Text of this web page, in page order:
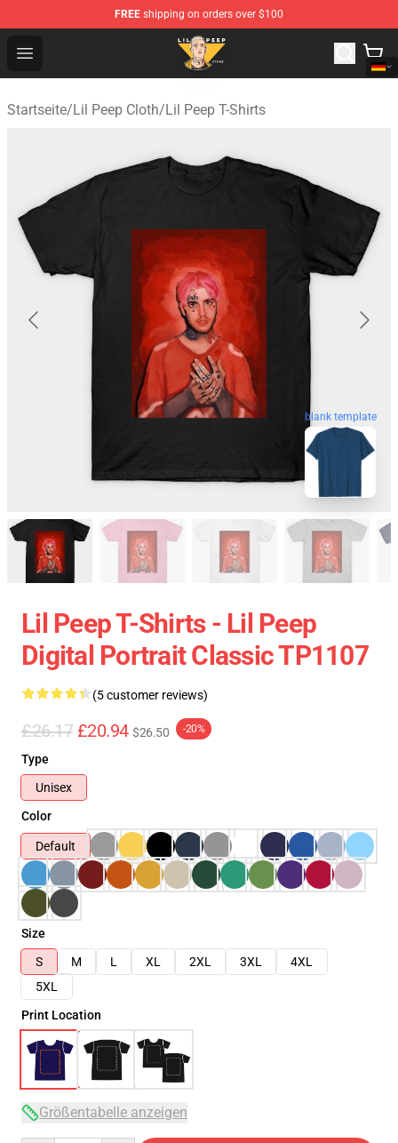
FREE shipping on orders over $100
Open menu
Lil Peep Store - Official Lil Peep Merchandise Shop
Startseite/Lil Peep Cloth/Lil Peep T-Shirts
blank template
Lil Peep T-Shirts - Lil Peep
Digital Portrait Classic TP1107
(5 customer reviews)
£26.17 £20.94 $26.50 -20%
Type
Unisex
Color
Default
Size
S
M L XL 2XL 3XL
4XL
5XL
Print Location
Größentabelle anzeigen